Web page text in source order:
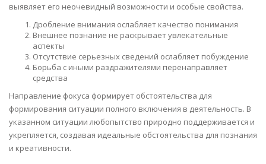
выявляет его неочевидный возможности и особые свойства.
Дробление внимания ослабляет качество понимания
Внешнее познание не раскрывает увлекательные
аспекты
Отсутствие серьезных сведений ослабляет побуждение
Борьба с иными раздражителями перенаправляет
средства
Направление фокуса формирует обстоятельства для
формирования ситуации полного включения в деятельность. В
указанном ситуации любопытство природно поддерживается и
укрепляется, создавая идеальные обстоятельства для познания
и креативности.